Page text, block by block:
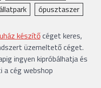
ópusztaszer
készítőcéget keres,
üzemeltető céget.
ingyen kipróbálhatja és
cég webshop